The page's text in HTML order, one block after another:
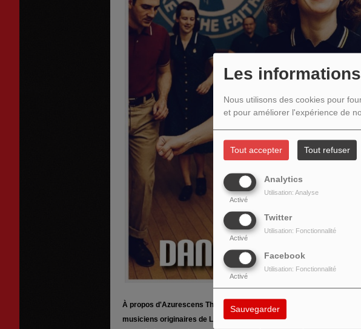
Les
Nous utilisons des cookies pour
et pour améliorer l'expérience de
Tout accepter Tout refuser
Analytics
Activé
Utilisation: Analyse
Twitter
Activé
Utilisation: Fonctionnalité
Facebook
Activé
Utilisation: Fonctionnalité
Sauvegarder
À propos d'Azurescens The Azurescens est un groupe de rock
musiciens originaires de Livingston, dans le West Lothian. Leur